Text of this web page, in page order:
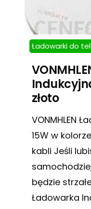
Ładowarki do
złoto
VONMHLEN
15W w
kabli Jeśli
będzie
Ładowarka